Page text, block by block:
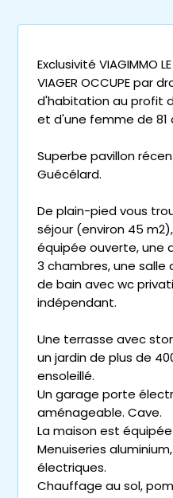
Exclusivité VIAGIMMO
VIAGER OCCUPE par
d'habitation au profit
et d'une femme de 81
Superbe pavillon
Guécélard.
De plain-pied vous
séjour (environ 45
équipée ouverte, une
3 chambres, une salle
de bain avec wc
indépendant.
Une terrasse avec
un jardin de plus de
ensoleillé.
Un garage porte
aménageable. Cave.
La maison est équipée
Menuiseries
électriques.
Chauffage au sol,